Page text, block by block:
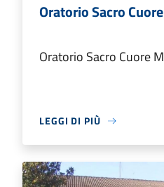
Oratorio Sacro
Oratorio Sacro Cuore
LEGGI DI PIÙ